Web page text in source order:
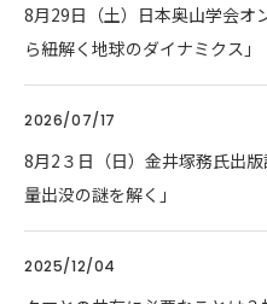
8月29日（土）日本奥山学会オ
ら紐解く地球のダイナミクス」
2026/07/17
8月2３日（日）金井塚務氏出
量出没の謎を解く」
2025/12/04